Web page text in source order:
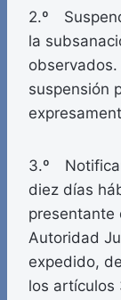
2.º
la
suspensión
3.º
diez días
presentante
Autoridad
expedido,
los artículos